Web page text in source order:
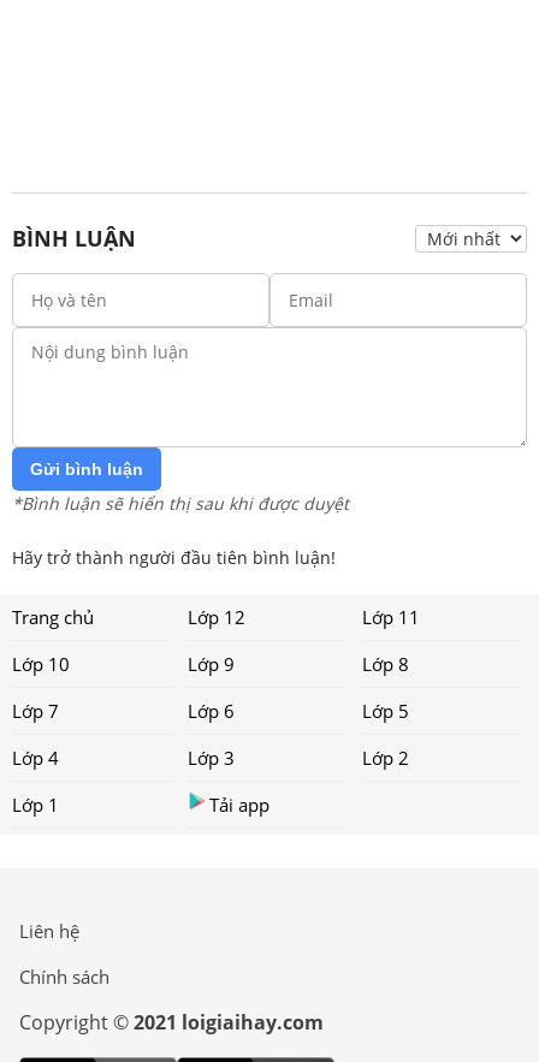
BÌNH LUẬN
Gửi bình luận
*Bình luận sẽ hiển thị sau khi được duyệt
Hãy trở thành người đầu tiên bình luận!
Trang chủ Lớp 12
Lớp 11
Lớp 10
Lớp 9
Lớp 8
Lớp 7
Lớp 6
Lớp 5
Lớp 4
Lớp 3
Lớp 2
Lớp 1
Tải app
Liên hệ
Chính sách
Copyright ©2021 loigiaihay.com